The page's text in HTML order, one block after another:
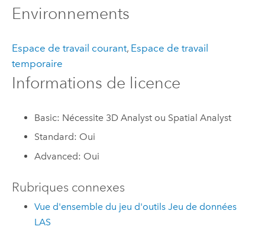
Environnements
Espace de travail courant, Espace de travail
temporaire
Informations de licence
Basic: Nécessite 3D Analyst ou Spatial Analyst
Standard: Oui
Advanced: Oui
Rubriques connexes
Vue d'ensemble du jeu d'outils Jeu de données
LAS